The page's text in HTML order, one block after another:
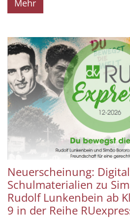
Mehr
Neuerscheinung:
Schulmaterialien zu
Rudolf Lunkenbein ab
9 in der Reihe